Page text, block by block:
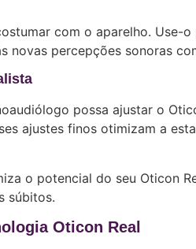
com o aparelho. Use-
novas percepções sonoras
possa ajustar o
ajustes finos otimizam a
o potencial do seu Oticon
súbitos.
Oticon Real